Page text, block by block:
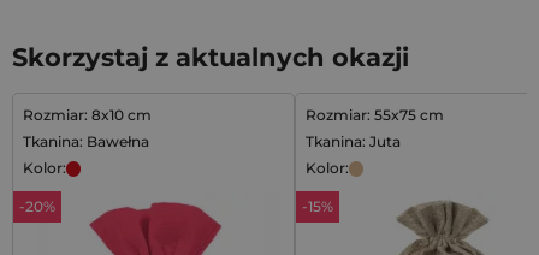
Skorzystaj z aktualnych okazji
Rozmiar: 8x10 cm
Tkanina: Bawełna
Kolor:
-20%
Rozmiar: 55x75 cm
Tkanina: Juta
Kolor:
-15%